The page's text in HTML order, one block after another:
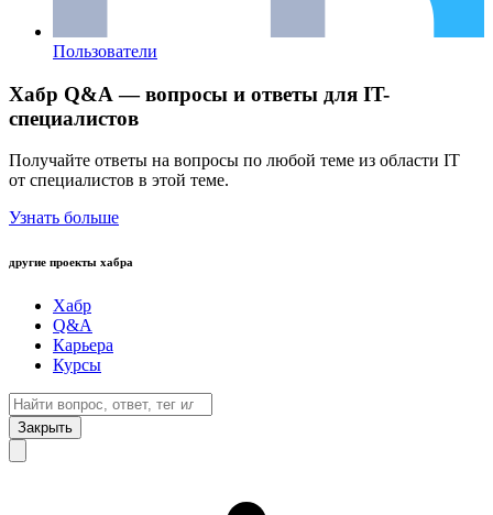
Пользователи
Хабр Q&A — вопросы и ответы для IT-
специалистов
Получайте ответы на вопросы по любой теме из области IT
от специалистов в этой теме.
Узнать больше
другие проекты хабра
Хабр
Q&A
Карьера
Курсы
Закрыть